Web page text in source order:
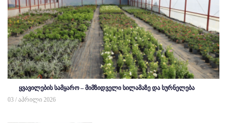
ყვავილების სამყარო – მიმზიდველი სილამაზე და სურნელება
03 / აპრილი 2026